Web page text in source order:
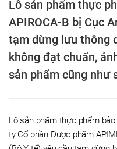
Lô sản phẩm thực
APIROCA-B bị Cục
tạm dừng lưu thông
không đạt chuẩn,
sản phẩm cũng như
Lô sản phẩm thực phẩm
ty Cổ phần Dược phẩm